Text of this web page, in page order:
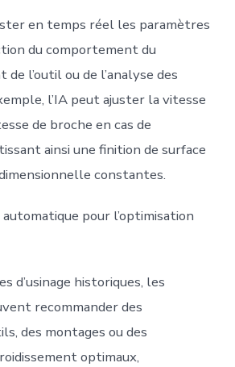
en temps réel les paramètres
du comportement du
de l’outil ou de l’analyse des
l’IA peut ajuster la vitesse
de broche en cas de
ainsi une finition de surface
constantes.
pour l’optimisation
d’usinage historiques, les
recommander des
des montages ou des
optimaux,